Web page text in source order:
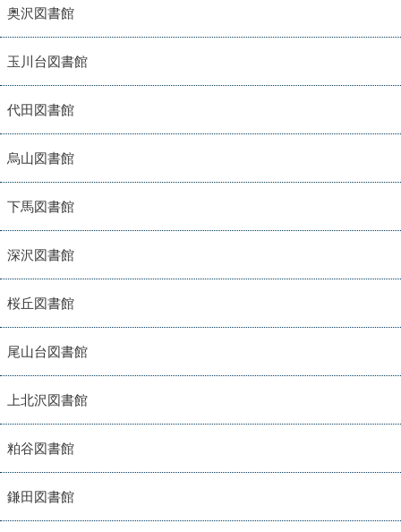
奥沢図書館
玉川台図書館
代田図書館
烏山図書館
下馬図書館
深沢図書館
桜丘図書館
尾山台図書館
上北沢図書館
粕谷図書館
鎌田図書館